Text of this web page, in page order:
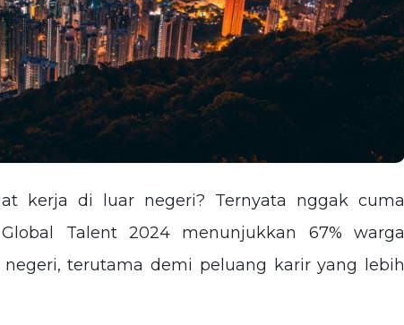
kerja di luar negeri? Ternyata nggak cuma
Talent 2024
menunjukkan 67% warga
terutama demi peluang karir yang lebih